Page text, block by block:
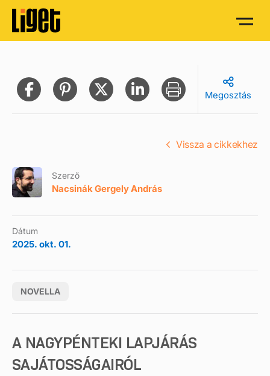
Megosztás
Szerző
Nacsinák Gergely András
Dátum
2025. okt. 01.
NOVELLA
Vissza a cikkekhez
A NAGYPÉNTEKI LAPJÁRÁS
SAJÁTOSSÁGAIRÓL